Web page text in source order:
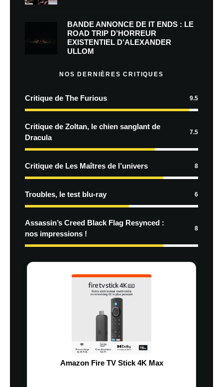
BANDE ANNONCE DE IT ENDS : LE
ROAD TRIP D’HORREUR
EXISTENTIEL D’ALEXANDER
ULLOM
NOS DERNIÈRES CRITIQUES
Critique de The Furious 9.5
Critique de Zoltan, le chien sanglant de
Dracula
7.5
Critique de Les Maîtres de l’univers 8
Troubles, le test blu-ray 6
Assassin’s Creed Black Flag Resynced :
nos impressions !
8
Amazon Fire TV Stick 4K Max